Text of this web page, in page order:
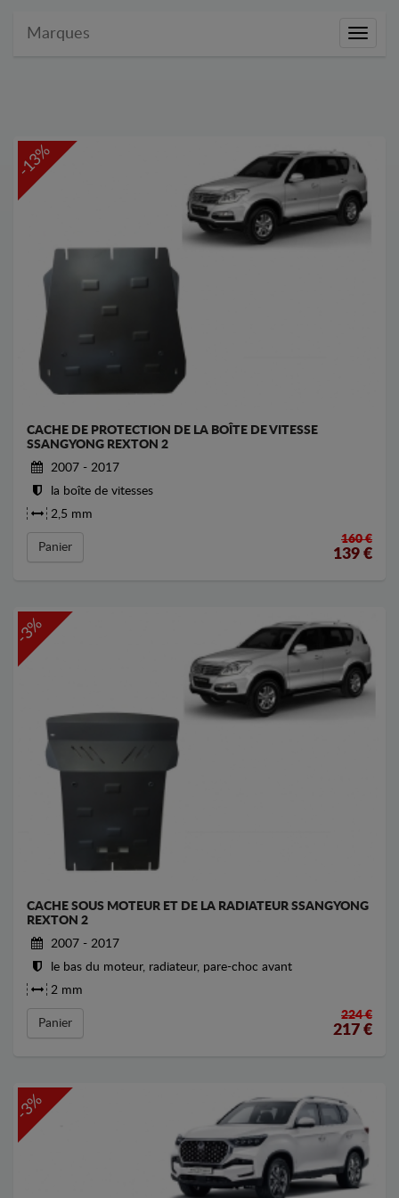
Marques
-13%
CACHE DE PROTECTION DE LA BOÎTE DE VITESSE
SSANGYONG REXTON 2
2007 - 2017
la boîte de vitesses
2,5 mm
Panier
160 €
139 €
-3%
CACHE SOUS MOTEUR ET DE LA RADIATEUR SSANGYONG
REXTON 2
2007 - 2017
le bas du moteur, radiateur, pare-choc avant
2 mm
Panier
224 €
217 €
-3%